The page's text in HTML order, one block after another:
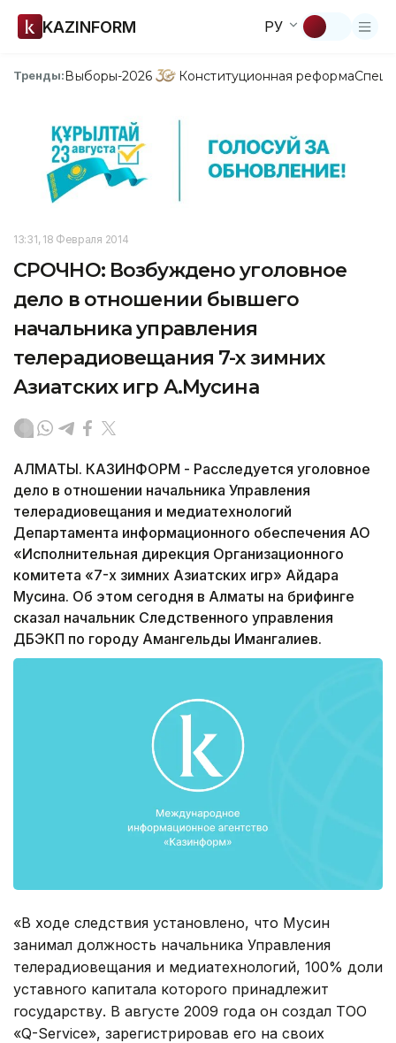
KAZINFORM РУ
Тренды:Выборы-2026 Конституционная реформа
13:31, 18 Февраля 2014
СРОЧНО: Возбуждено уголовное
дело в отношении бывшего
начальника управления
телерадиовещания 7-х зимних
Азиатских игр А.Мусина
АЛМАТЫ. КАЗИНФОРМ - Расследуется уголовное
дело в отношении начальника Управления
телерадиовещания и медиатехнологий
Департамента информационного обеспечения АО
«Исполнительная дирекция Организационного
комитета «7-х зимних Азиатских игр» Айдара
Мусина. Об этом сегодня в Алматы на брифинге
сказал начальник Следственного управления
ДБЭКП по городу Амангельды Имангалиев.
«В ходе следствия установлено, что Мусин
занимал должность начальника Управления
телерадиовещания и медиатехнологий, 100% доли
уставного капитала которого принадлежит
государству. В августе 2009 года он создал ТОО
«Q-Service», зарегистрировав его на своих